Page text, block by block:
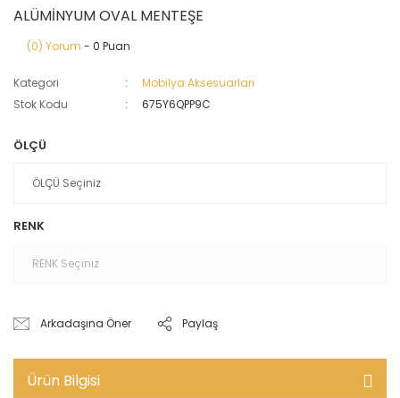
ALÜMİNYUM OVAL MENTEŞE
(0) Yorum - 0 Puan
Kategori
Mobilya Aksesuarları
Stok Kodu
675Y6QPP9C
ÖLÇÜ
RENK
Arkadaşına Öner Paylaş
Ürün Bilgisi